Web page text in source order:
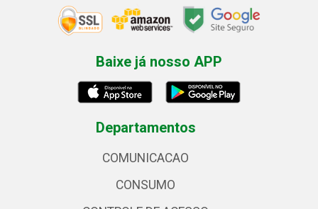
Baixe já nosso APP
Departamentos
COMUNICACAO
CONSUMO